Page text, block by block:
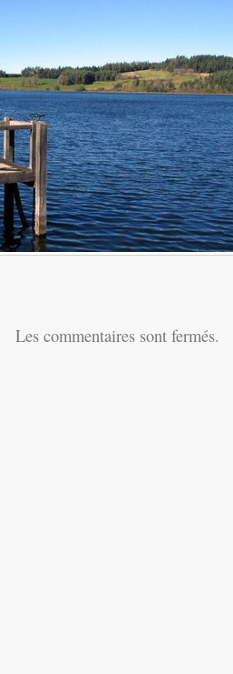
Les commentaires sont fermés.